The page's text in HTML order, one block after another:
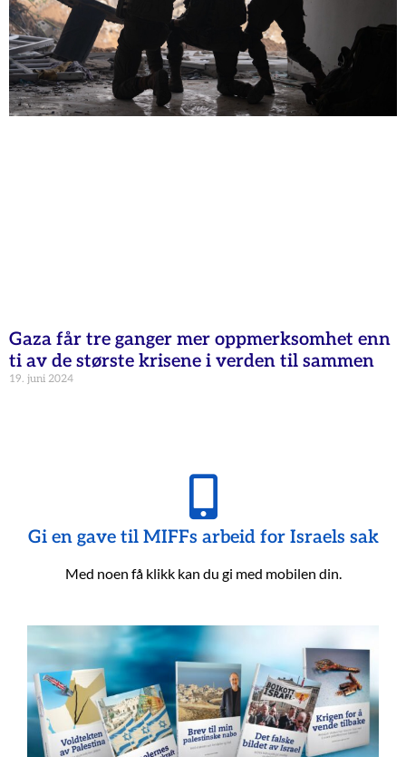
Gaza får tre ganger mer oppmerksomhet enn
ti av de største krisene i verden til sammen
19. juni 2024
Gi en gave til MIFFs arbeid for Israels sak
Med noen få klikk kan du gi med mobilen din.